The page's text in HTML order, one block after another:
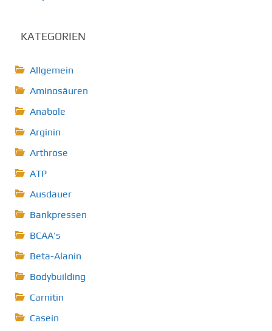
KATEGORIEN
Allgemein
Aminosäuren
Anabole
Arginin
Arthrose
ATP
Ausdauer
Bankpressen
BCAA's
Beta-Alanin
Bodybuilding
Carnitin
Casein